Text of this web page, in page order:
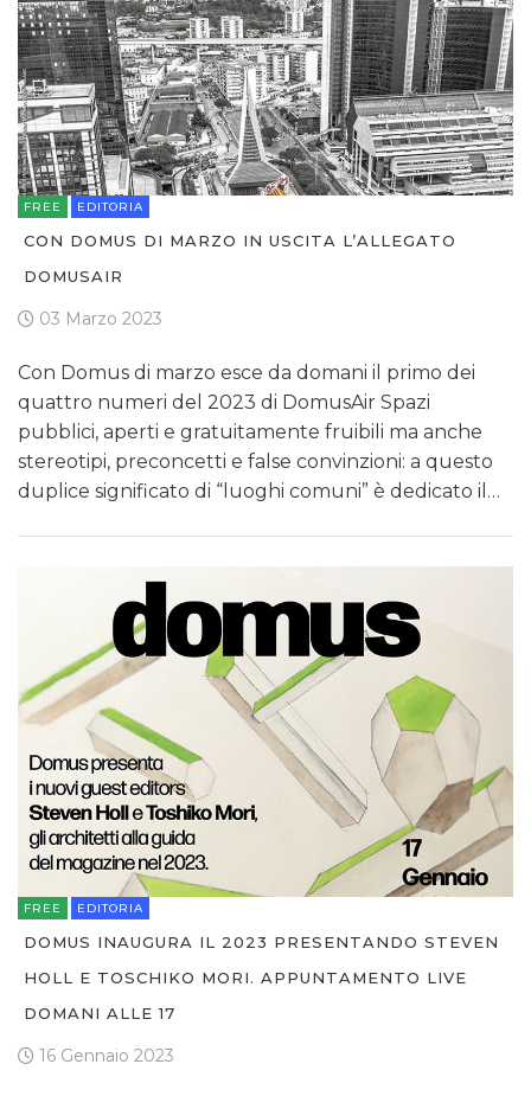
FREE EDITORIA
CON DOMUS DI MARZO IN USCITA L’ALLEGATO
DOMUSAIR
03 Marzo 2023
Con Domus di marzo esce da domani il primo dei
quattro numeri del 2023 di DomusAir Spazi
pubblici, aperti e gratuitamente fruibili ma anche
stereotipi, preconcetti e false convinzioni: a questo
duplice significato di “luoghi comuni” è dedicato il…
FREE EDITORIA
DOMUS INAUGURA IL 2023 PRESENTANDO STEVEN
HOLL E TOSCHIKO MORI. APPUNTAMENTO LIVE
DOMANI ALLE 17
16 Gennaio 2023